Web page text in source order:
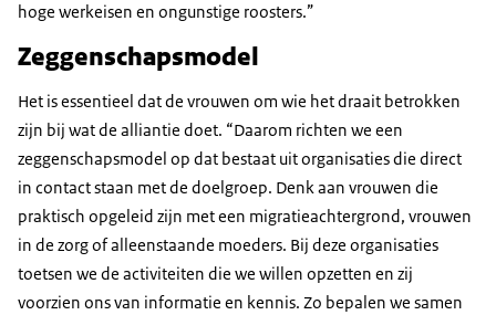
hoge werkeisen en ongunstige roosters.”
Zeggenschapsmodel
Het is essentieel dat de vrouwen om wie het draait betrokken
zijn bij wat de alliantie doet. “Daarom richten we een
zeggenschapsmodel op dat bestaat uit organisaties die direct
in contact staan met de doelgroep. Denk aan vrouwen die
praktisch opgeleid zijn met een migratieachtergrond, vrouwen
in de zorg of alleenstaande moeders. Bij deze organisaties
toetsen we de activiteiten die we willen opzetten en zij
voorzien ons van informatie en kennis. Zo bepalen we samen